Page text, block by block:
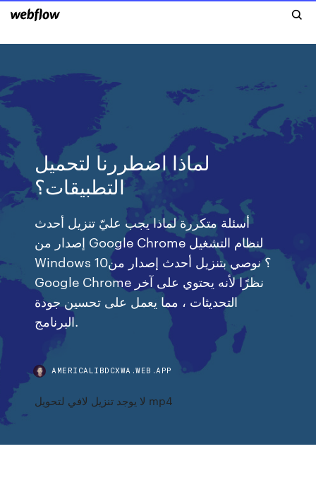
لماذا اضطررنا لتحميل
التطبيقات؟
أسئلة متكررة لماذا يجب عليّ تنزيل أحدث
إصدار من Google Chrome لنظام التشغيل
Windows 10؟ نوصي بتنزيل أحدث إصدار من
Google Chrome نظرًا لأنه يحتوي على آخر
التحديثات ، مما يعمل على تحسين جودة
البرنامج.
AMERICALIBDCXWA.WEB.APP
لا يوجد تنزيل لافي لتحويل mp4